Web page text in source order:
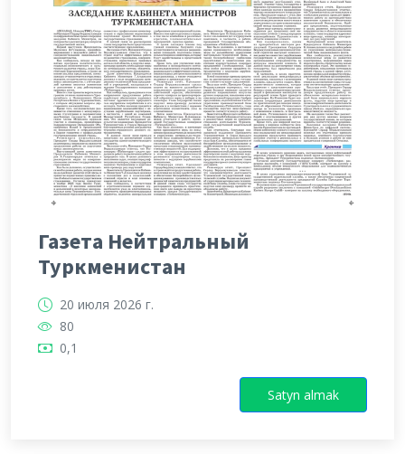
Газета Нейтральный
Туркменистан
20 июля 2026 г.
80
0,1
Satyn almak